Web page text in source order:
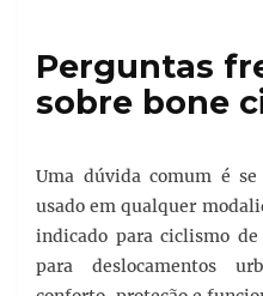
Perguntas
sobre bone
Uma dúvida comum é se
usado em qualquer
indicado para ciclismo
para deslocamentos